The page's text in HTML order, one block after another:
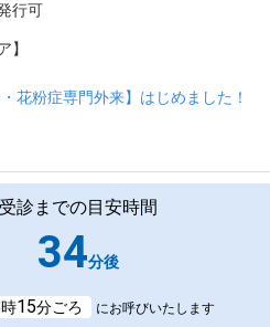
行可
】
・花粉症専門外来】はじめました！
受診までの目安時間
34分後
時15分ごろ にお呼びいたします